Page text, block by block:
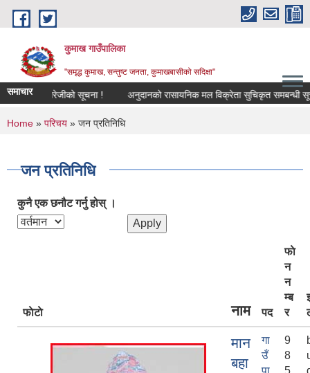
Skip to main content
कुमाख गाउँपालिका
"समृद्ध कुमाख, सन्तुष्ट जनता, कुमाखबासीको सदिक्षा"
समाचार
खारेजीको सूचना ! अनुदानको रासायनिक मल विक्रेता सुचिकृत समबन्धी सूचना !
You are here
Home » परिचय » जन प्रतिनिधि
जन प्रतिनिधि
कुनै एक छनौट गर्नु होस् ।
फाेटाे नाम पद
फाे
न
न
म्ब
र
मान
बहा
गा
उँ
पा
9
8
5